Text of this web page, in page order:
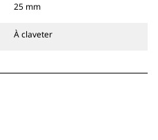
25 mm
À claveter